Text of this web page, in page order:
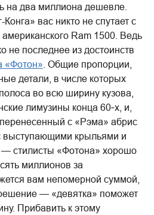
на два миллиона дешевле.
вас никто не спутает с
американского Ram 1500. Ведь
не последнее из достоинств
«Фотон» . Общие пропорции,
детали, в числе которых
во всю ширину кузова,
лимузины конца 60‑х, и,
с «Рэма» абрис
выступающими крыльями и
стилисты «Фотона» хорошо
миллионов за
вам непомерной суммой,
— «девятка» поможет
Прибавить к этому